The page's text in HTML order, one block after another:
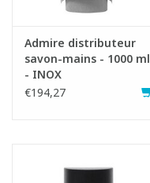
Admire distributeur
savon-mains - 1000 ml
- INOX
€194,27